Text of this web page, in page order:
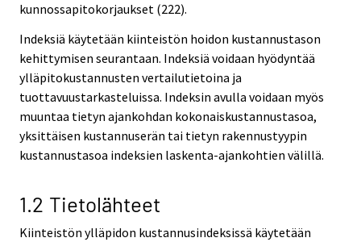
kunnossapitokorjaukset (222).
Indeksiä käytetään kiinteistön hoidon kustannustason
kehittymisen seurantaan. Indeksiä voidaan hyödyntää
ylläpitokustannusten vertailutietoina ja
tuottavuustarkasteluissa. Indeksin avulla voidaan myös
muuntaa tietyn ajankohdan kokonaiskustannustasoa,
yksittäisen kustannuserän tai tietyn rakennustyypin
kustannustasoa indeksien laskenta-ajankohtien välillä.
1.2 Tietolähteet
Kiinteistön ylläpidon kustannusindeksissä käytetään